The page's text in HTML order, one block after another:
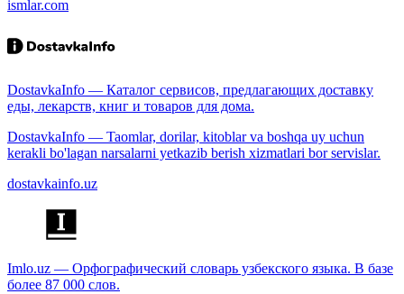
ismlar.com
DostavkaInfo — Каталог сервисов, предлагающих доставку
еды, лекарств, книг и товаров для дома.
DostavkaInfo — Taomlar, dorilar, kitoblar va boshqa uy uchun
kerakli bo'lagan narsalarni yetkazib berish xizmatlari bor servislar.
dostavkainfo.uz
Imlo.uz — Орфографический словарь узбекского языка. В базе
более 87 000 слов.